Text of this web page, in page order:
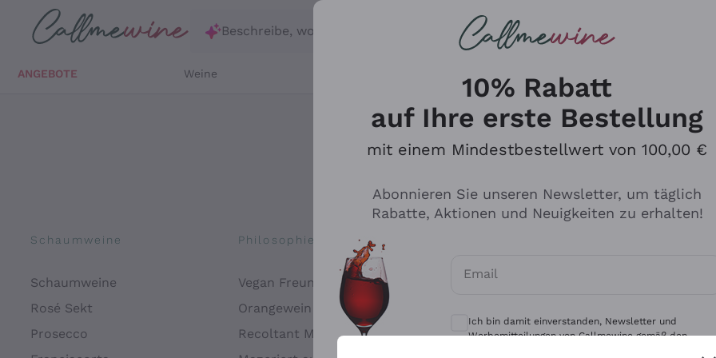
Zum Hauptinhalt springen
Beschreibe, wonach du suchst
ANGEBOTE Weine
Schaumweine
Schaumweine
Rosé Sekt
Prosecco
Philosophien
Vegan Freundlich
Orangewein
Recoltant Manipulant
Antinori
Ca' del Bosco
Gavi
10% Rabatt
auf Ihre erste Bestellung
mit einem Mindestbestellwert von 100,00 €
Abonnieren Sie unseren Newsletter, um täglich
Rabatte, Aktionen und Neuigkeiten zu erhalten!
Email
Optionale Einwilligungen zum Erhalt von
Ich bin damit einverstanden, Newsletter und
Werbemitteilungen von Callmewine gemäß den -